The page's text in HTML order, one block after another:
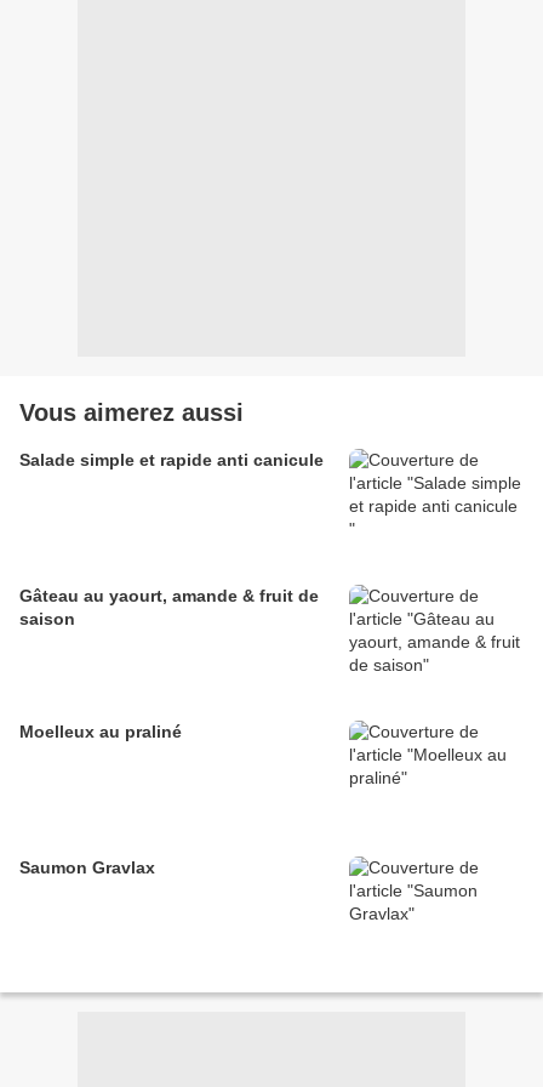
Vous aimerez aussi
Salade simple et rapide anti canicule
Gâteau au yaourt, amande & fruit de
saison
Moelleux au praliné
Saumon Gravlax